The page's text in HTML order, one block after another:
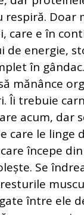
Doar
e în
energie,
în
mănânce
trebuie
acum, dar
le linge
începe
Se
între ele